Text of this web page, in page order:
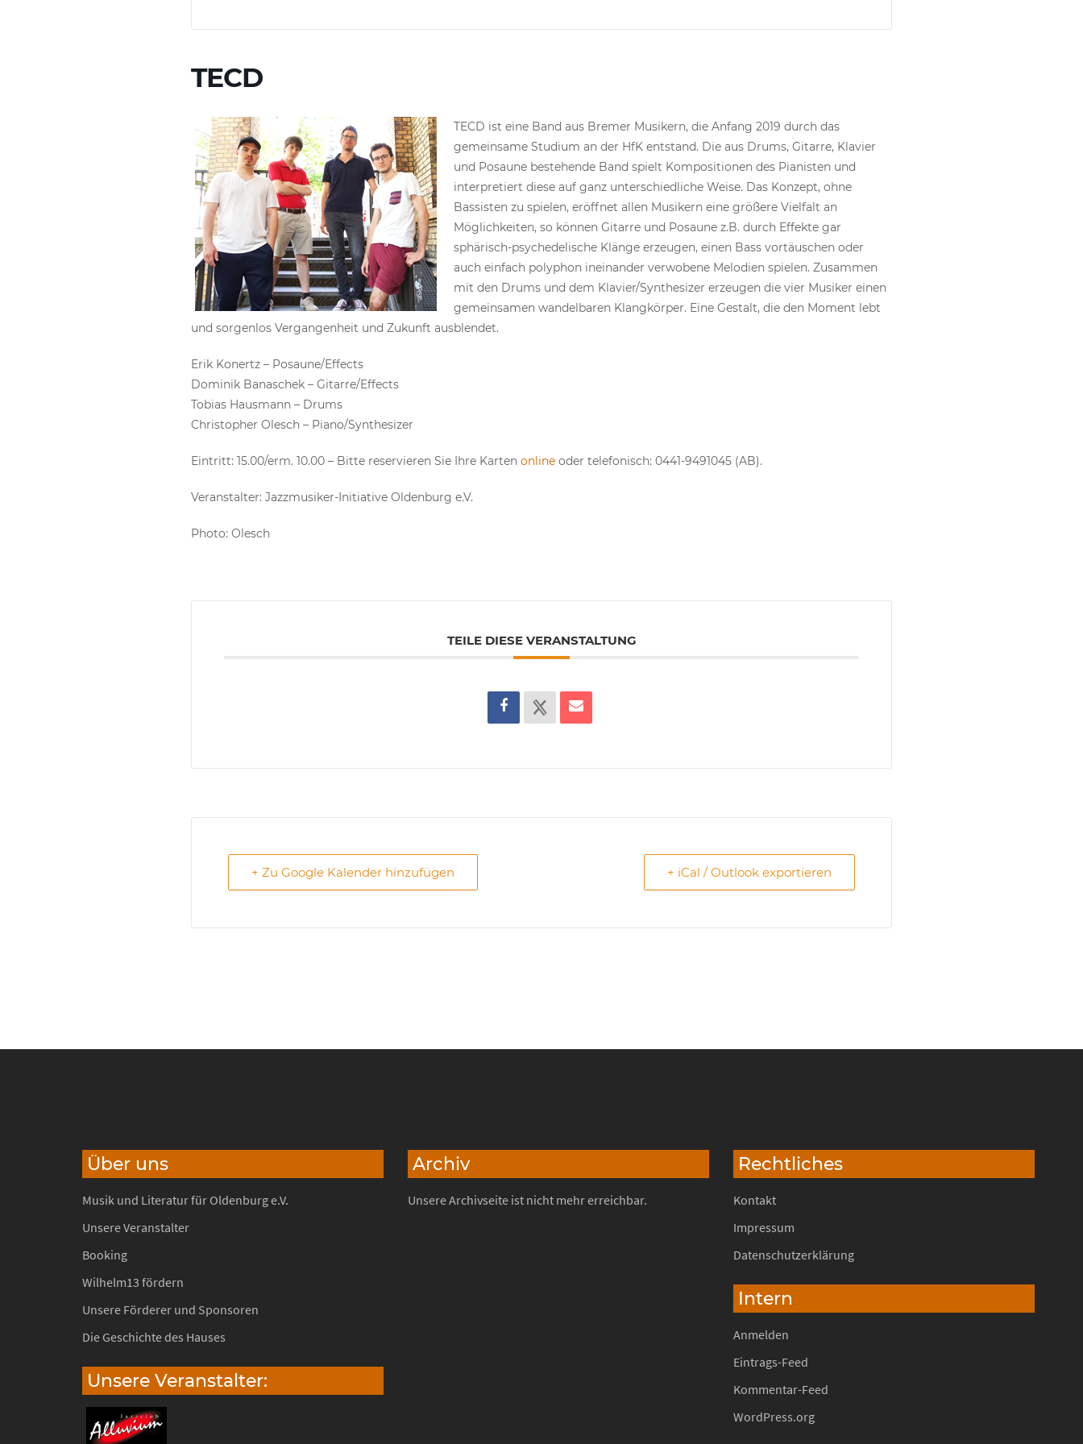
TECD
TECD ist eine Band aus Bremer Musikern, die Anfang 2019 durch das
gemeinsame Studium an der HfK entstand. Die aus Drums, Gitarre, Klavier
und Posaune bestehende Band spielt Kompositionen des Pianisten und
interpretiert diese auf ganz unterschiedliche Weise. Das Konzept, ohne
Bassisten zu spielen, eröffnet allen Musikern eine größere Vielfalt an
Möglichkeiten, so können Gitarre und Posaune z.B. durch Effekte gar
sphärisch-psychedelische Klänge erzeugen, einen Bass vortäuschen oder
auch einfach polyphon ineinander verwobene Melodien spielen. Zusammen
mit den Drums und dem Klavier/Synthesizer erzeugen die vier Musiker einen
gemeinsamen wandelbaren Klangkörper. Eine Gestalt, die den Moment lebt
und sorgenlos Vergangenheit und Zukunft ausblendet.
Erik Konertz – Posaune/Effects
Dominik Banaschek – Gitarre/Effects
Tobias Hausmann – Drums
Christopher Olesch – Piano/Synthesizer
Eintritt: 15.00/erm. 10.00 – Bitte reservieren Sie Ihre Karten online oder telefonisch: 0441-9491045 (AB).
Veranstalter: Jazzmusiker-Initiative Oldenburg e.V.
Photo: Olesch
TEILE DIESE VERANSTALTUNG
+ Zu Google Kalender hinzufügen + iCal / Outlook exportieren
Über uns
Musik und Literatur für Oldenburg e.V.
Unsere Veranstalter
Booking
Wilhelm13 fördern
Unsere Förderer und Sponsoren
Die Geschichte des Hauses
Unsere Veranstalter:
Archiv
Unsere Archivseite ist nicht mehr erreichbar.
Rechtliches
Kontakt
Impressum
Datenschutzerklärung
Intern
Anmelden
Eintrags-Feed
Kommentar-Feed
WordPress.org